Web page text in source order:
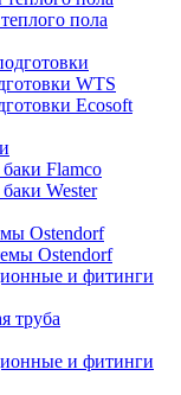
пола
WTS
Ecosoft
Flamco
Wester
Ostendorf
Ostendorf
и фитинги
труба
и фитинги